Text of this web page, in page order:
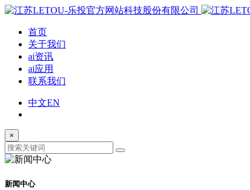
首页
关于我们
ai资讯
ai应用
联系我们
中文EN
×
新闻中心